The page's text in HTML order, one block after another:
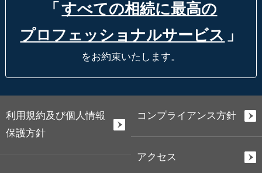
「 すべての相続に最高の
プロフェッショナルサービス 」
をお約束いたします。
利用規約及び個人情報
保護方針
コンプライアンス方針
アクセス